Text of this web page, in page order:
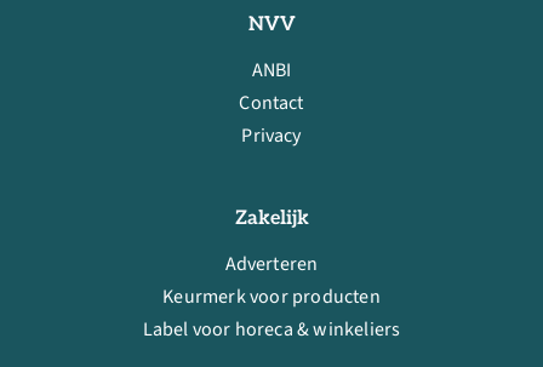
NVV
ANBI
Contact
Privacy
Zakelijk
Adverteren
Keurmerk voor producten
Label voor horeca & winkeliers